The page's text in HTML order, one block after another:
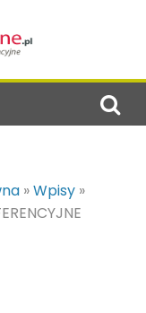
»Wpisy »